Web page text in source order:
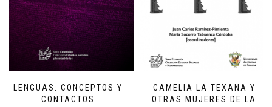
LENGUAS: CONCEPTOS Y
CONTACTOS
CAMELIA LA TEXANA Y
OTRAS MUJERES DE LA